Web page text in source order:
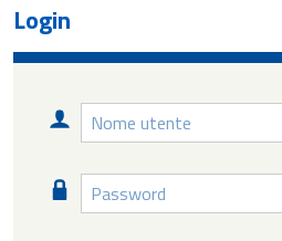
Login
Nome
utente
Password